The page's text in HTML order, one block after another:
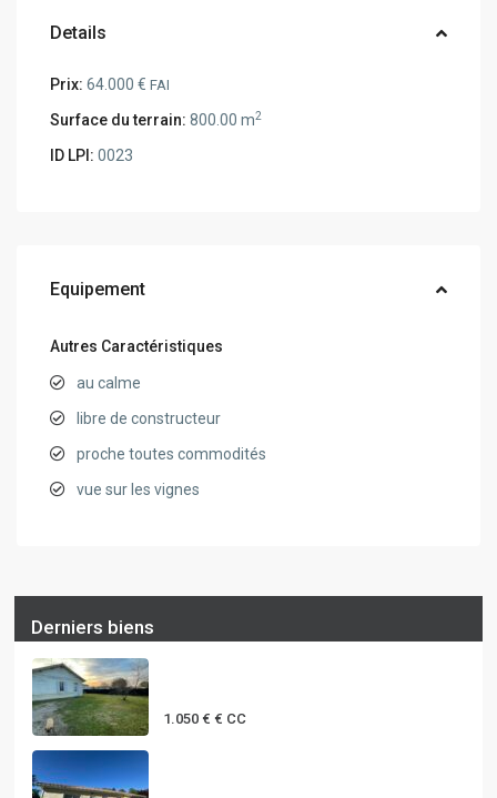
Details
Prix: 64.000 €FAI
Surface du terrain: 800.00 m2
ID LPI: 0023
Equipement
Autres Caractéristiques
au calme
libre de constructeur
proche toutes commodités
vue sur les vignes
Derniers biens
1.050 € € CC